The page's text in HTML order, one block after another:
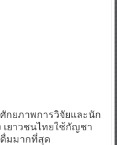
กยภาพการวิจัยและนัก
เยาวชนไทยใช้กัญชา
ดื่มมากที่สุด